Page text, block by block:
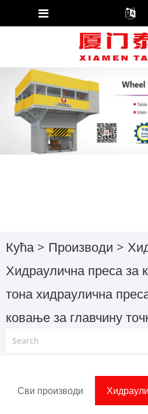
Кућа > Производи >
Хидраулична преса за
тона хидраулична
ковање за главчину
Сви производи